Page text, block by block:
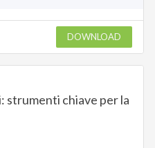
DOWNLOAD
strumenti chiave per la